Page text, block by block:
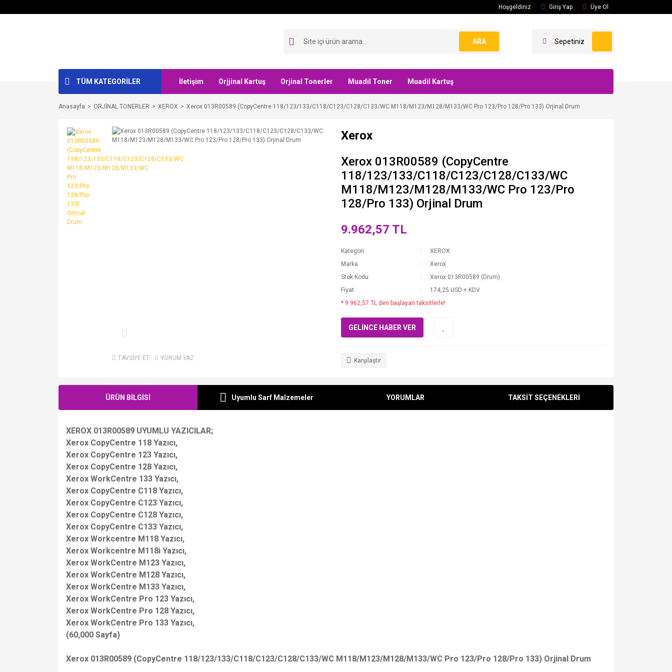
Hoşgeldiniz Giriş Yap Üye Ol
ARA Sepetiniz
TÜM KATEGORİLER İletişim Orjjinal Kartuş Orjinal Tonerler Muadil Toner Muadil Kartuş
Anasayfa ORJİNAL TONERLER XEROX Xerox 013R00589 (CopyCentre 118/123/133/C118/C123/C128/C133/WC M118/M123/M128/M133/WC Pro 123/Pro 128/Pro 133) Orjinal Drum
TAVSİYE ET YORUM YAZ
Xerox
Xerox 013R00589 (CopyCentre
118/123/133/C118/C123/C128/C133/WC
M118/M123/M128/M133/WC Pro 123/Pro
128/Pro 133) Orjinal Drum
9.962,57 TL
Kategori
XEROX
Marka
Xerox
Stok Kodu
Xerox 013R00589 (Drum)
Fiyat
174,25 USD + KDV
* 9.962,57 TL den başlayan taksitlerle!
GELİNCE HABER VER
Karşılaştır
ÜRÜN BİLGİSİ Uyumlu Sarf Malzemeler YORUMLAR TAKSİT SEÇENEKLERİ
XEROX 013R00589 UYUMLU YAZICILAR;
Xerox CopyCentre 118 Yazıcı,
Xerox CopyCentre 123 Yazıcı,
Xerox CopyCentre 128 Yazıcı,
Xerox WorkCentre 133 Yazıcı,
Xerox CopyCentre C118 Yazıcı,
Xerox CopyCentre C123 Yazıcı,
Xerox CopyCentre C128 Yazıcı,
Xerox CopyCentre C133 Yazıcı,
Xerox Workcentre M118 Yazıcı,
Xerox Workcentre M118i Yazıcı,
Xerox WorkCentre M123 Yazıcı,
Xerox WorkCentre M128 Yazıcı,
Xerox WorkCentre M133 Yazıcı,
Xerox WorkCentre Pro 123 Yazıcı,
Xerox WorkCentre Pro 128 Yazıcı,
Xerox WorkCentre Pro 133 Yazıcı,
(60,000 Sayfa)
Xerox 013R00589 (CopyCentre 118/123/133/C118/C123/C128/C133/WC M118/M123/M128/M133/WC Pro 123/Pro 128/Pro 133) Orjinal Drum